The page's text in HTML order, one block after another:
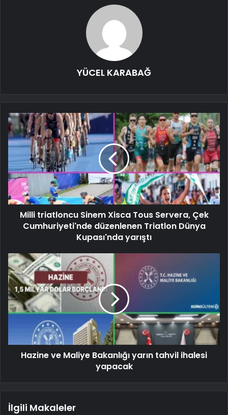
YÜCEL KARABAĞ
Milli triatloncu Sinem Xisca Tous Servera, Çek
Cumhuriyeti'nde düzenlenen Triatlon Dünya
Kupası'nda yarıştı
Hazine ve Maliye Bakanlığı yarın tahvil ihalesi
yapacak
İlgili Makaleler